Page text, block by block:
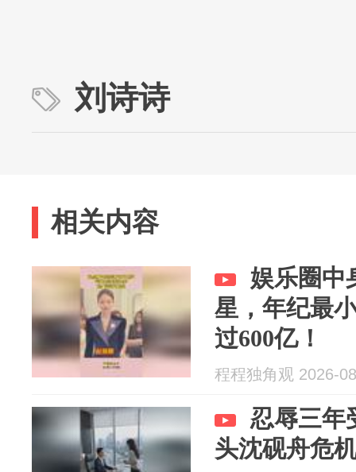
刘诗诗
相关内容
娱乐圈中
星，年纪最
过600亿！
程程独角观 2026-
忍辱三年
头沈砚舟危